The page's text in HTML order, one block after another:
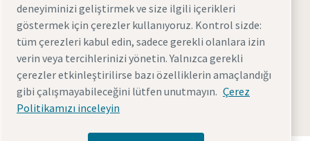
Yasal Uyarılar ve Gizlilik Bildirimleri Çerezleri yönet
ErişilebilirlikSite haritası
© 2026 Atlas Copco AB
deneyiminizi geliştirmek ve size ilgili içerikleri
göstermek için çerezler kullanıyoruz. Kontrol sizde:
tüm çerezleri kabul edin, sadece gerekli olanlara izin
verin veya tercihlerinizi yönetin. Yalnızca gerekli
çerezler etkinleştirilirse bazı özelliklerin amaçlandığı
gibi çalışmayabileceğini lütfen unutmayın. Çerez
Politikamızı inceleyin